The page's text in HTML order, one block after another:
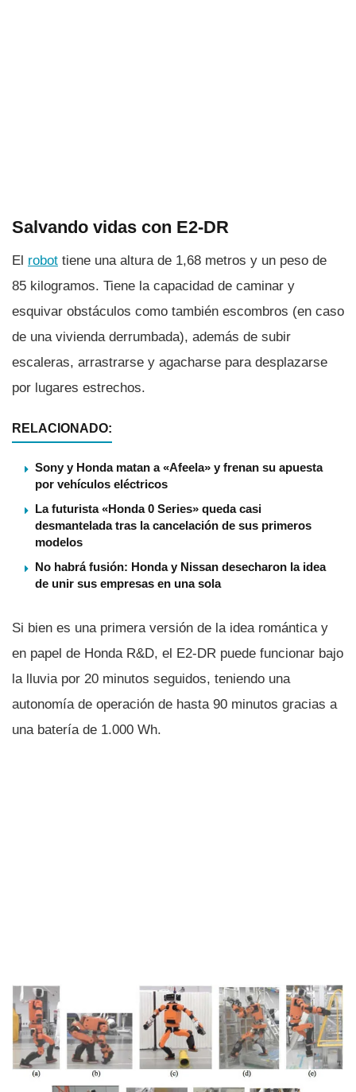
Salvando vidas con E2-DR
El robot tiene una altura de 1,68 metros y un peso de
85 kilogramos. Tiene la capacidad de caminar y
esquivar obstáculos como también escombros (en caso
de una vivienda derrumbada), además de subir
escaleras, arrastrarse y agacharse para desplazarse
por lugares estrechos.
RELACIONADO:
Sony y Honda matan a «Afeela» y frenan su apuesta
por vehículos eléctricos
La futurista «Honda 0 Series» queda casi
desmantelada tras la cancelación de sus primeros
modelos
No habrá fusión: Honda y Nissan desecharon la idea
de unir sus empresas en una sola
Si bien es una primera versión de la idea romántica y
en papel de Honda R&D, el E2-DR puede funcionar bajo
la lluvia por 20 minutos seguidos, teniendo una
autonomí­a de operación de hasta 90 minutos gracias a
una baterí­a de 1.000 Wh.